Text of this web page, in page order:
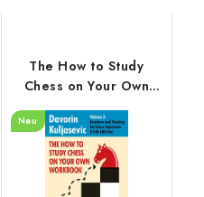
The How to Study
Chess on Your Own
Workbook Volume 2
Neu